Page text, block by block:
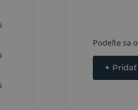
Podeľte sa
+